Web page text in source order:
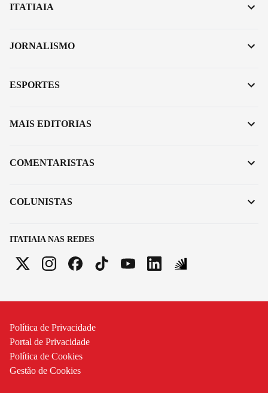
ITATIAIA NAS REDES
ITATIAIA
JORNALISMO
ESPORTES
MAIS EDITORIAS
COMENTARISTAS
COLUNISTAS
Política de Privacidade
Portal de Privacidade
Política de Cookies
Gestão de Cookies